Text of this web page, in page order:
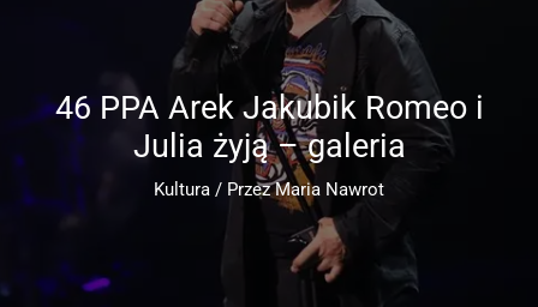
46 PPA Arek Jakubik Romeo i
Julia żyją – galeria
Kultura / PrzezMaria Nawrot